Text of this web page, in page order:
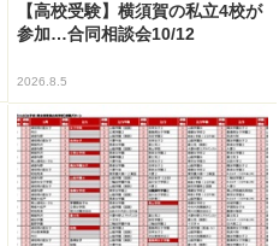
【高校受験】横須賀の私立4校が
参加…合同相談会10/12
2026.8.5